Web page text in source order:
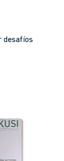
desafíos